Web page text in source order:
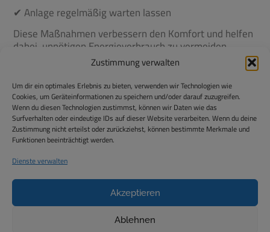
Zustimmung verwalten
Um dir ein optimales Erlebnis zu bieten, verwenden wir Technologien wie
Cookies, um Geräteinformationen zu speichern und/oder darauf zuzugreifen.
Wenn du diesen Technologien zustimmst, können wir Daten wie das
Surfverhalten oder eindeutige IDs auf dieser Website verarbeiten. Wenn du deine
Zustimmung nicht erteilst oder zurückziehst, können bestimmte Merkmale und
Funktionen beeinträchtigt werden.
Dienste verwalten
Akzeptieren
Ablehnen
✔ Anlage regelmäßig warten lassen
Diese Maßnahmen verbessern den Komfort und helfen
dabei, unnötigen Energieverbrauch zu vermeiden.
Kann eine Klimaanlage gesundheitliche
Grundsätzlich ist eine Klimaanlage nicht gesundheitsschädlich,
wenn sie korrekt genutzt wird. Beschwerden entstehen meist durch
falsche Einstellungen oder mangelnde Wartung.
Mögliche Ursachen für Beschwerden:
Zu niedrige Temperaturen
Zu trockene Raumluft
Eine fachgerecht installierte und regelmäßig gewartete Klimaanlage
sorgt hingegen für ein angenehmes und gesundes Raumklima.